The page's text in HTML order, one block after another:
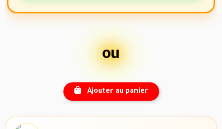
ou
Ajouter au panier